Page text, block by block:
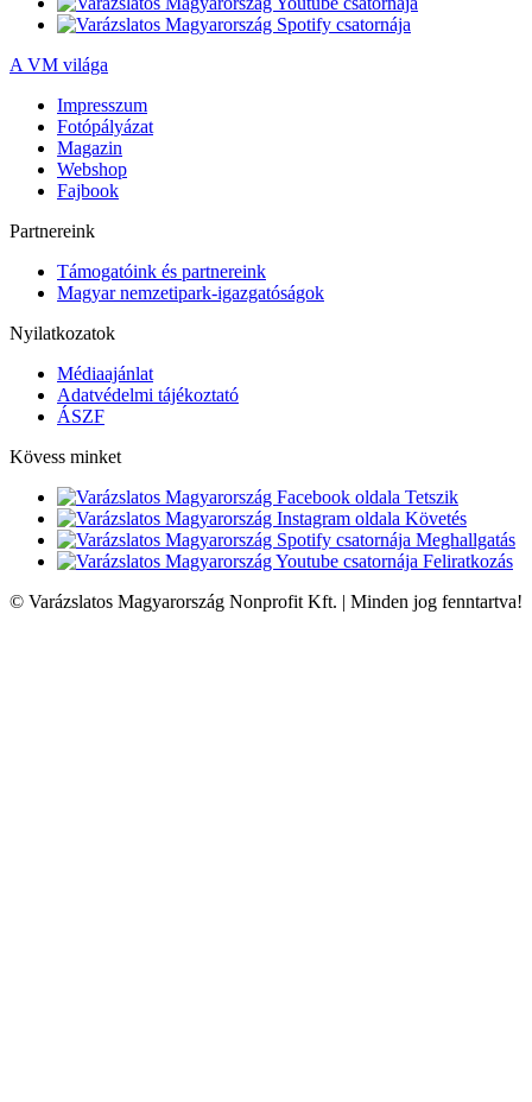
A VM világa
Impresszum
Fotópályázat
Magazin
Webshop
Fajbook
Partnereink
Támogatóink és partnereink
Magyar nemzetipark-igazgatóságok
Nyilatkozatok
Médiaajánlat
Adatvédelmi tájékoztató
ÁSZF
Kövess minket
Tetszik
Követés
Meghallgatás
Feliratkozás
© Varázslatos Magyarország Nonprofit Kft. | Minden jog fenntartva!